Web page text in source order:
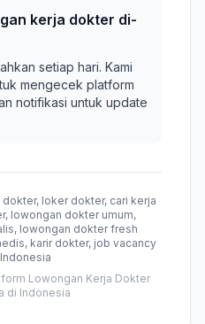
kerja dokter di-
setiap hari. Kami
mengecek platform
notifikasi untuk update
loker dokter, cari kerja
lowongan dokter umum,
lowongan dokter fresh
karir dokter, job vacancy
Lowongan Kerja Dokter
di Indonesia